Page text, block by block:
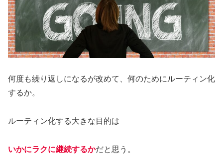
何度も繰り返しになるが改めて、何のためにルーティン化
するか。
ルーティン化する大きな目的は
いかにラクに継続するかだと思う。